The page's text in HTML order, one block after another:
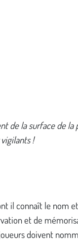
de la surface de la
!
il connaît le nom
et de
doivent